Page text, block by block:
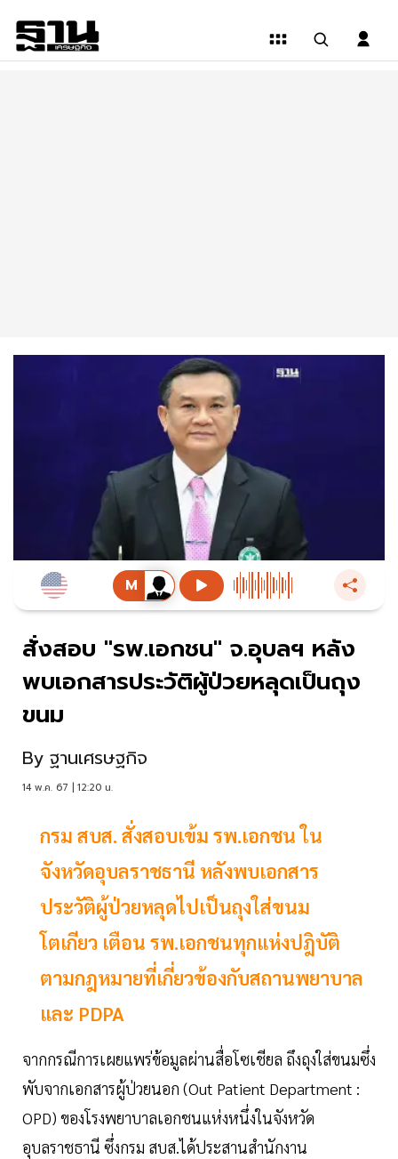
สั่งสอบ "รพ.เอกชน" จ.อุบลฯ หลัง
พบเอกสารประวัติผู้ป่วยหลุดเป็นถุง
ขนม
By ฐานเศรษฐกิจ
14 พ.ค. 67 | 12:20 น.
กรม สบส. สั่งสอบเข้ม รพ.เอกชน ใน
จังหวัดอุบลราชธานี หลังพบเอกสาร
ประวัติผู้ป่วยหลุดไปเป็นถุงใส่ขนม
โตเกียว เตือน รพ.เอกชนทุกแห่งปฎิบัติ
ตามกฎหมายที่เกี่ยวข้องกับสถานพยาบาล
และ PDPA
จากกรณีการเผยแพร่ข้อมูลผ่านสื่อโซเชียล ถึงถุงใส่ขนมซึ่ง
พับจากเอกสารผู้ป่วยนอก (Out Patient Department :
OPD) ของโรงพยาบาลเอกชนแห่งหนึ่งในจังหวัด
อุบลราชธานี ซึ่งกรม สบส.ได้ประสานสำนักงาน